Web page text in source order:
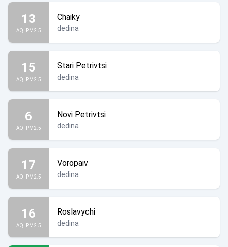
13
AQI PM2.5
Chaiky
dedina
15
AQI PM2.5
Stari Petrivtsi
dedina
6
AQI PM2.5
Novi Petrivtsi
dedina
17
AQI PM2.5
Voropaiv
dedina
16
AQI PM2.5
Roslavychi
dedina